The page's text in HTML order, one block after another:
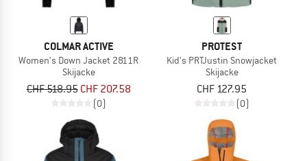
COLMAR ACTIVE
Women's Down Jacket 2811R
Skijacke
CHF 518.95 CHF 207.58
(0)
PROTEST
Kid's PRTJustin Snowjacket
Skijacke
CHF 127.95
(0)